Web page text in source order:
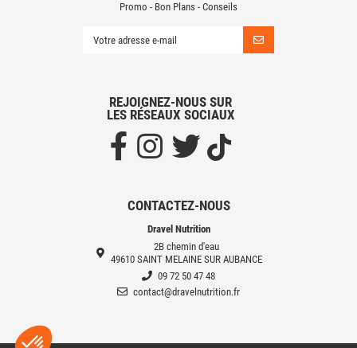
CONTACTEZ-NOUS
Dravel Nutrition
2B chemin d'eau
49610 SAINT MELAINE SUR AUBANCE
09 72 50 47 48
contact@dravelnutrition.fr
Promo - Bon Plans - Conseils
REJOIGNEZ-NOUS SUR
LES RÉSEAUX SOCIAUX